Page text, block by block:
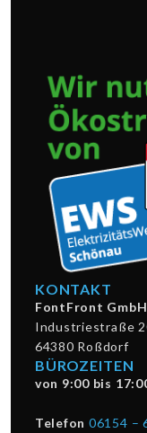
KONTAKT
FontFront GmbH
Industriestraße
64380 Roßdorf
BÜROZEITEN
von 9:00 bis
Telefon 06154 –